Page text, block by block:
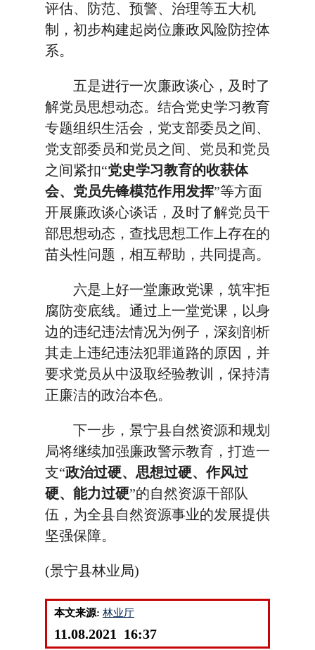
评估、防范、预警、治理等五大机
制，初步构建起岗位廉政风险防控体
系。
五是进行一次廉政谈心，及时了
解党员思想动态。结合党史学习教育
专题组织生活会，党支部委员之间、
党支部委员和党员之间、党员和党员
之间紧扣“党史学习教育的收获体
会、党员先锋模范作用发挥”等方面
开展廉政谈心谈话，及时了解党员干
部思想动态，查找思想工作上存在的
苗头性问题，相互帮助，共同提高。
六是上好一堂廉政党课，筑牢拒
腐防变底线。通过上一堂党课，以身
边的违纪违法情况为例子，深刻剖析
其走上违纪违法犯罪道路的原因，并
要求党员从中汲取经验教训，保持清
正廉洁的政治本色。
下一步，景宁县自然资源和规划
局将继续加强廉政警示教育，打造一
支“政治过硬、思想过硬、作风过
硬、能力过硬”的自然资源干部队
伍，为全县自然资源事业的发展提供
坚强保障。
(景宁县林业局)
本文来源: 林业厅
11.08.2021 16:37